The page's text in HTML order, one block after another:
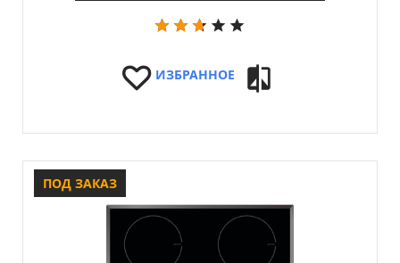
ИЗБРАННОЕ
ПОД ЗАКАЗ